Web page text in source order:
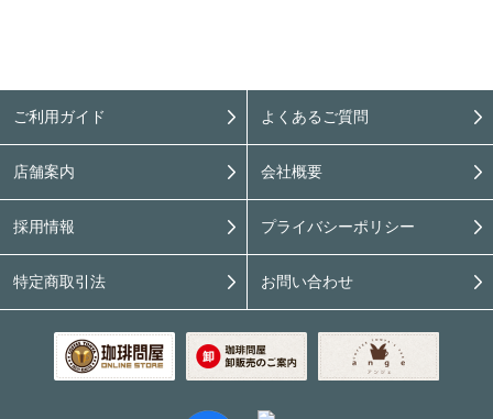
ご利用ガイド よくあるご質問
店舗案内 会社概要
採用情報 プライバシーポリシー
特定商取引法 お問い合わせ